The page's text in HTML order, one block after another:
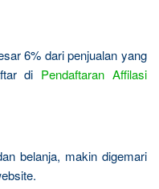
6% dari penjualan yang
di Pendaftaran Affilasi
belanja, makin digemari